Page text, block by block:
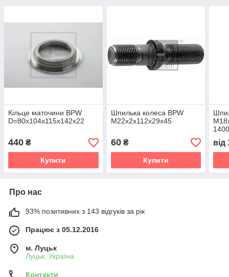
Кільце маточини BPW
D=80х104х115х142х22
440 ₴
Купити
Шпилька колеса BPW
М22х2х112х29х45
60₴
Купити
від
Про нас
93% позитивних з 143 відгуків за рік
Працює з 05.12.2016
м. Луцьк
Луцьк, Україна
Контакти